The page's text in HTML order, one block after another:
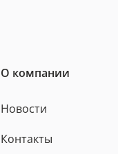
О компании
Новости
Контакты